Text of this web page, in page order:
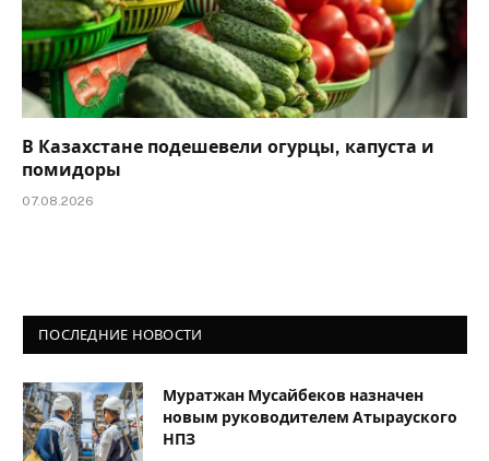
В Казахстане подешевели огурцы, капуста и
помидоры
07.08.2026
ПОСЛЕДНИЕ НОВОСТИ
Муратжан Мусайбеков назначен
новым руководителем Атырауского
НПЗ